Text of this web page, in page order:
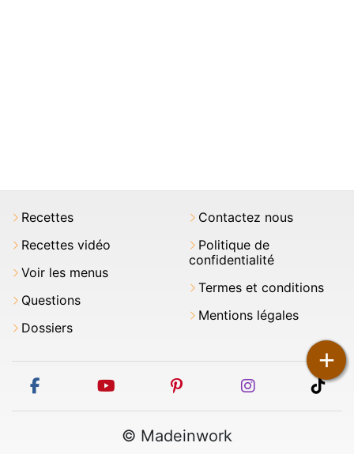
+
Recettes
Recettes vidéo
Voir les menus
Questions
Dossiers
Contactez nous
Politique de
confidentialité
Termes et conditions
Mentions légales
facebook youtube pinterest instagram
© Madeinwork